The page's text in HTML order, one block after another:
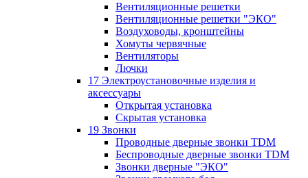
Вентиляционные решетки
Вентиляционные решетки "ЭКО"
Воздуховоды, кронштейны
Хомуты червячные
Вентиляторы
Лючки
17 Электроустановочные изделия и
аксессуары
Открытая установка
Скрытая установка
19 Звонки
Проводные дверные звонки TDM
Беспроводные дверные звонки TDM
Звонки дверные "ЭКО"